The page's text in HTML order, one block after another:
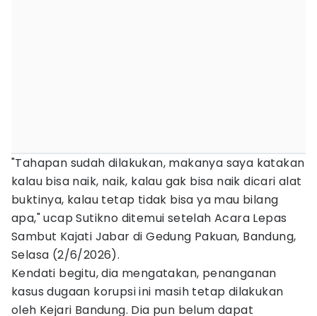
"Tahapan sudah dilakukan, makanya saya katakan
kalau bisa naik, naik, kalau gak bisa naik dicari alat
buktinya, kalau tetap tidak bisa ya mau bilang
apa," ucap Sutikno ditemui setelah Acara Lepas
Sambut Kajati Jabar di Gedung Pakuan, Bandung,
Selasa (2/6/2026).
Kendati begitu, dia mengatakan, penanganan
kasus dugaan korupsi ini masih tetap dilakukan
oleh Kejari Bandung. Dia pun belum dapat